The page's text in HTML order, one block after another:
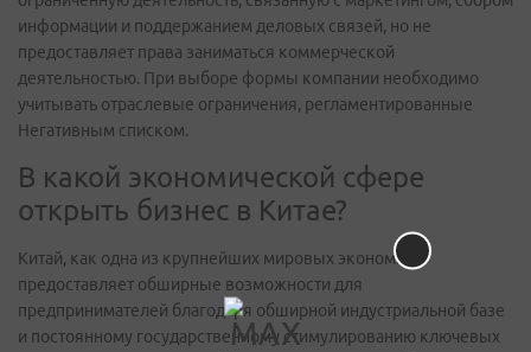
информации и поддержанием деловых связей, но не
предоставляет права заниматься коммерческой
деятельностью. При выборе формы компании необходимо
учитывать отраслевые ограничения, регламентированные
Негативным списком.
В какой экономической сфере
открыть бизнес в Китае?
Китай, как одна из крупнейших мировых экономик,
предоставляет обширные возможности для
предпринимателей благодаря обширной индустриальной базе
и постоянному государственному стимулированию ключевых